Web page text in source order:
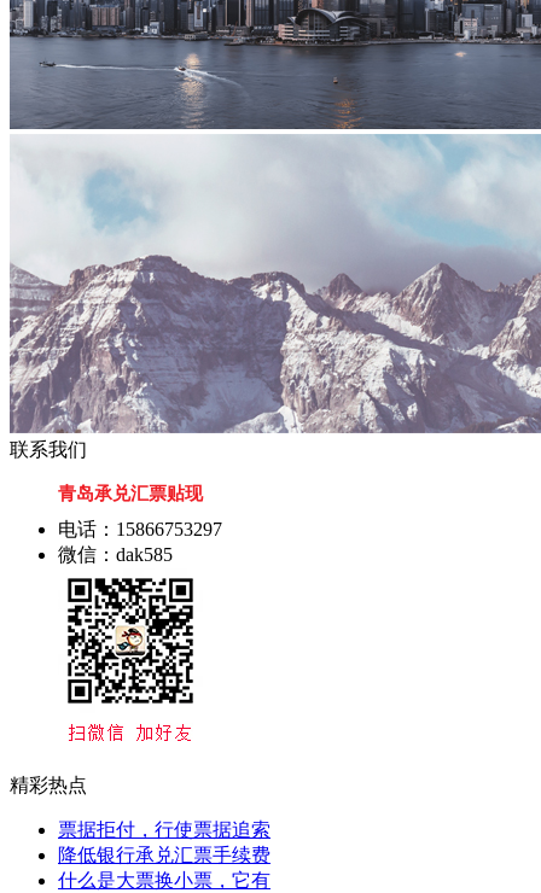
联系我们
青岛承兑汇票贴现
电话：15866753297
微信：dak585
精彩热点
票据拒付，行使票据追索
降低银行承兑汇票手续费
什么是大票换小票，它有